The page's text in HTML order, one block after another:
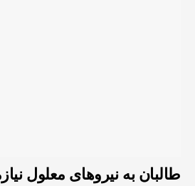
طالبان به نیروهای معلول